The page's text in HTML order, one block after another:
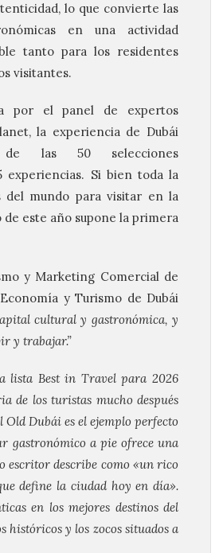
lo que convierte las
en una actividad
tanto para los residentes
visitantes.
por el panel de expertos
la experiencia de Dubái
las 50 selecciones
experiencias. Si bien toda la
del mundo para visitar en la
este año supone la primera
y Marketing Comercial de
y Turismo de Dubái
cultural y gastronómica, y
y trabajar.”
lista Best in Travel para 2026
de los turistas mucho después
Dubái es el ejemplo perfecto
gastronómico a pie ofrece una
escritor describe como «un rico
define la ciudad hoy en día».
en los mejores destinos del
históricos y los zocos situados a